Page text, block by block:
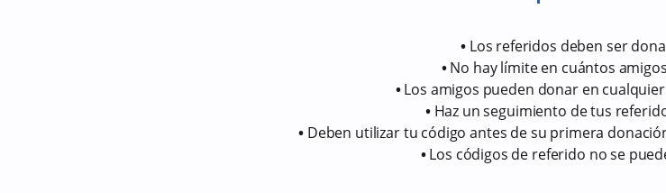
• Los referidos deben ser
•No hay límite en cuántos
•Los amigos pueden donar en
• Haz un seguimiento de tus
• Deben utilizar tu código antes de su primera
•Los códigos de referido no se